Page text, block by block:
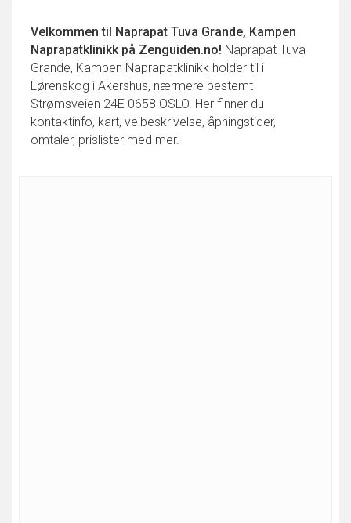
Velkommen til Naprapat Tuva Grande, Kampen
Naprapatklinikkpå Zenguiden.no! Naprapat Tuva
Grande, Kampen Naprapatklinikk holder til i
Lørenskog i Akershus, nærmere bestemt
Strømsveien 24E 0658 OSLO. Her finner du
kontaktinfo, kart, veibeskrivelse, åpningstider,
omtaler, prislister med mer.